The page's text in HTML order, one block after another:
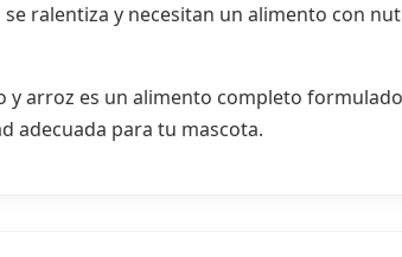
ralentiza y necesitan un alimento con
y arroz es un alimento completo
adecuada para tu mascota.